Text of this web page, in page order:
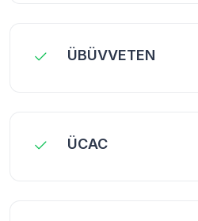
ÜBÜVVETEN
ÜCAC